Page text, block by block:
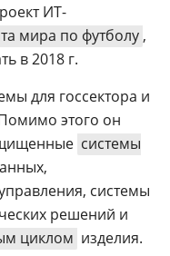
ИТ-
мира по футболу ,
в 2018 г.
для госсектора и
этого он
системы
системы
решений и
циклом изделия.